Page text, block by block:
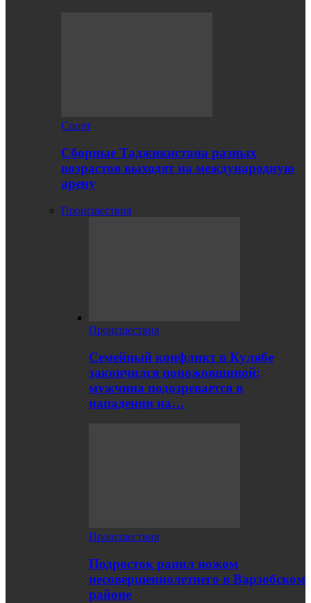
Спорт
Сборные Таджикистана разных
возрастов выходят на международную
арену
Происшествия
Происшествия
Семейный конфликт в Кулябе
закончился поножовщиной:
мужчина подозревается в
нападении на…
Происшествия
Подросток ранил ножом
несовершеннолетнего в Варзобском
районе